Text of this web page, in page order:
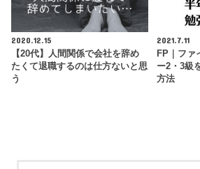
2020.12.15
【20代】人間関係で会社を辞め
たくて退職するのは仕方ないと思
う
2021.7.11
FP｜ファ
ー2・3級
方法